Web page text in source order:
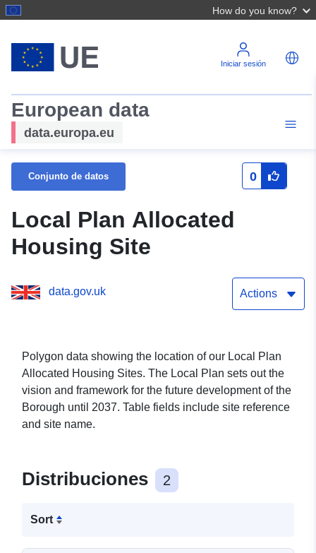
How do you know?
Iniciar sesión
European data
data.europa.eu
Conjunto de datos 0
Local Plan Allocated
Housing Site
data.gov.uk Actions
Polygon data showing the location of our Local Plan
Allocated Housing Sites. The Local Plan sets out the
vision and framework for the future development of the
Borough until 2037. Table fields include site reference
and site name.
Distribuciones 2
Sort